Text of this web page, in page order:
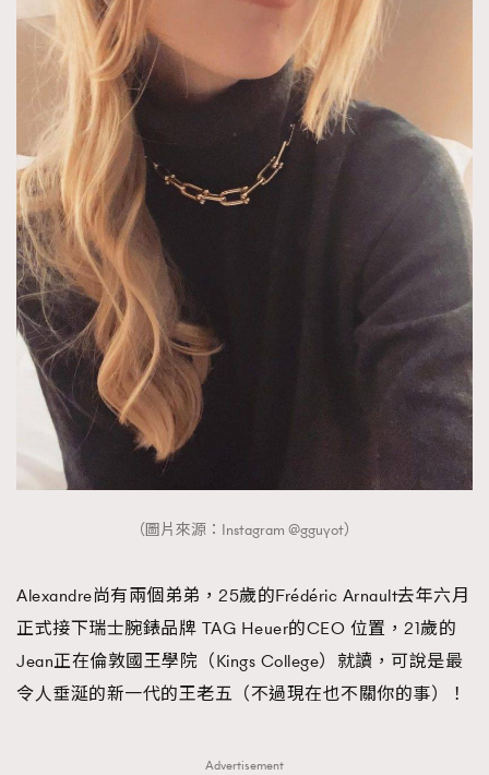
（圖片來源：Instagram @gguyot）
Alexandre尚有兩個弟弟，25歲的Frédéric Arnault去年六月
正式接下瑞士腕錶品牌 TAG Heuer的CEO 位置，21歲的
Jean正在倫敦國王學院（Kings College）就讀，可說是最
令人垂涎的新一代的王老五（不過現在也不關你的事）！
Advertisement